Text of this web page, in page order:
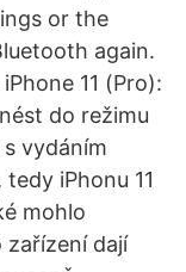
or the
again.
11 (Pro):
do režimu
vydáním
iPhonu 11
mohlo
zařízení dají